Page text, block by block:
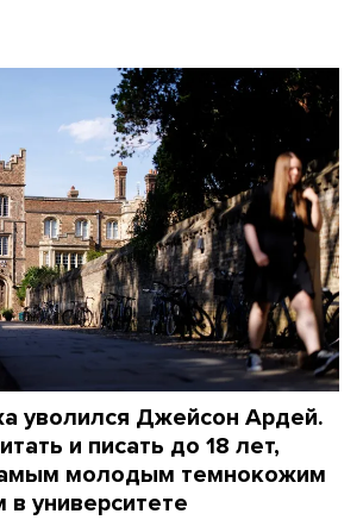
уволился Джейсон Ардей.
и писать до 18 лет,
молодым темнокожим
университете